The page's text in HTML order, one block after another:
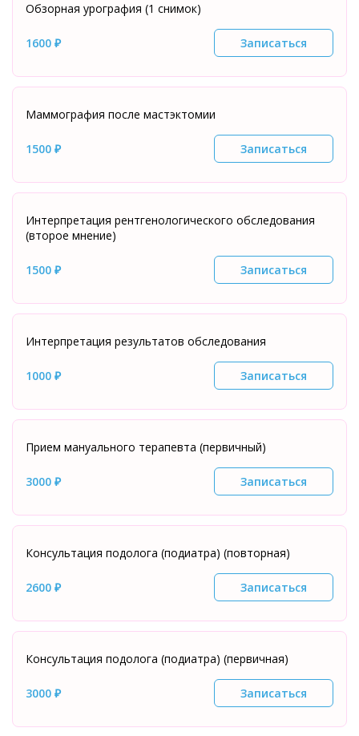
Обзорная урография (1 снимок)
1600 ₽ Записаться
Маммография после мастэктомии
1500 ₽ Записаться
Интерпретация рентгенологического обследования
(второе мнение)
1500 ₽ Записаться
Интерпретация результатов обследования
1000 ₽ Записаться
Прием мануального терапевта (первичный)
3000 ₽ Записаться
Консультация подолога (подиатра) (повторная)
2600 ₽ Записаться
Консультация подолога (подиатра) (первичная)
3000 ₽ Записаться